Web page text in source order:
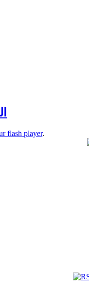
flash player.